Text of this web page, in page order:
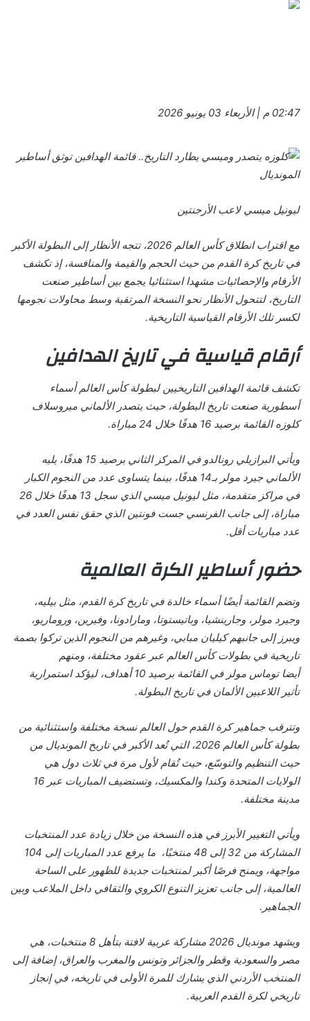
02:47 م | الأربعاء 03 يونيو 2026
ليونيل ميسي لاعب الأرجنتين
مع اقتراب انطلاق كأس العالم 2026، تتجه الأنظار إلى البطولة الأكبر
في تاريخ كرة القدم من حيث الحجم والقيمة والمنافسة، إذ تكشف
الأرقام والإحصائيات مشهدا استثنائيا يجمع بين أساطير صنعت
التاريخ، لتتحول الأنظار نحو النسخة المرتقبة وسط محاولات نجومها
لكسر تلك الأرقام القياسية التاريخية.
أرقام قياسية في تاريخ الهدافين
تكشف قائمة الهدافين التاريخيين لبطولة كأس العالم أسماء
أسطورية صنعت تاريخ البطولة، حيث يتصدر الألماني ميروسلاف
كلوزه القائمة برصيد 16 هدفًا خلال 24 مباراة.
ويأتي البرازيلي رونالدو في المركز الثاني برصيد 15 هدفًا، يليه
الألماني جيرد مولر بـ14 هدفًا، بينما يتساوى عدد من النجوم الكبار
في مراكز متقدمة، مثل ليونيل ميسي الذي سجل 13 هدفًا خلال 26
مباراة، إلى جانب الفرنسي جست فونتين الذي حقق نفس العدد في
عدد مباريات أقل.
حضور أساطير الكرة العالمية
وتضم القائمة أيضًا أسماء خالدة في تاريخ كرة القدم، مثل بيليه،
وجيرد مولر، وجارينشيا، وباتيستوتا، ومارادونا، وفيرين، وروماريو،
ويبرز إلى جانبهم كيليان مبابي، وغيرهم من النجوم الذين تركوا بصمة
تاريخية في بطولات كأس العالم عبر عقود مختلفة، ومنهم
أيضا توماس مولر في القائمة برصيد 10 أهداف، ليؤكد استمرارية
تأثير اللاعبين الألمان في تاريخ البطولة.
وتترقب جماهير كرة القدم حول العالم نسخة مختلفة واستثنائية من
بطولة كأس العالم 2026، التي تُعد الأكبر في تاريخ المونديال من
حيث التنظيم والتوسّع، حيث تُقام لأول مرة في ثلاث دول هي
الولايات المتحدة وكندا والمكسيك، وتستضيف المباريات عبر 16
مدينة مختلفة.
ويأتي التغيير الأبرز في هذه النسخة من خلال زيادة عدد المنتخبات
المشاركة من 32 إلى 48 منتخبًا، ما يرفع عدد المباريات إلى 104
مواجهة، ويمنح فرصًا أكبر لمنتخبات جديدة للظهور على الساحة
العالمية، إلى جانب تعزيز التنوع الكروي والثقافي داخل الملاعب وبين
الجماهير.
ويشهد مونديال 2026 مشاركة عربية لافتة بتأهل 8 منتخبات، هي
مصر والسعودية وقطر والجزائر وتونس والمغرب والعراق، إضافة إلى
المنتخب الأردني الذي يشارك للمرة الأولى في تاريخه، في إنجاز
تاريخي لكرة القدم العربية.